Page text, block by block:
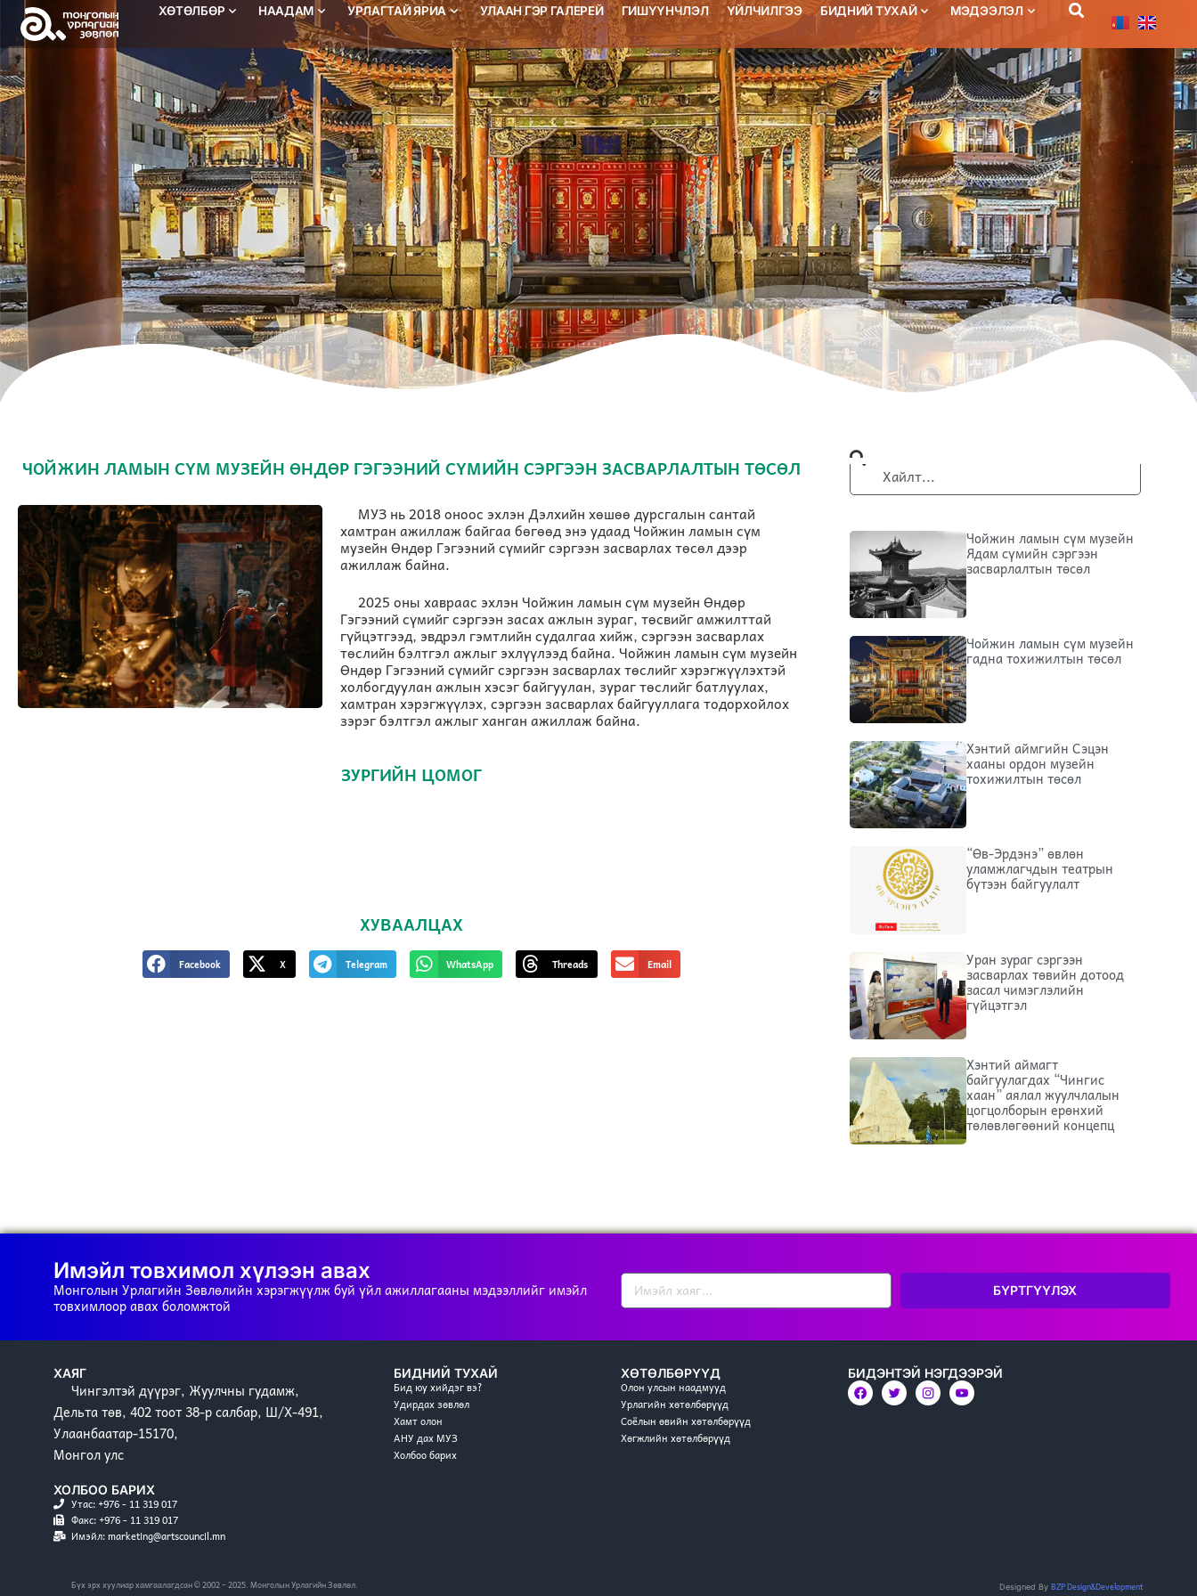
ХӨТӨЛБӨР НААДАМ УРЛАГТАЙ ЯРИА УЛААН ГЭР ГАЛЕРЕЙ ГИШҮҮНЧЛЭЛ ҮЙЛЧИЛГЭЭ БИДНИЙ ТУХАЙ МЭДЭЭЛЭЛ
ЧОЙЖИН ЛАМЫН СҮМ МУЗЕЙН ӨНДӨР ГЭГЭЭНИЙ СҮМИЙН СЭРГЭЭН ЗАСВАРЛАЛТЫН ТӨСӨЛ
МУЗ нь 2018 оноос эхлэн Дэлхийн хөшөө дурсгалын сантай
хамтран ажиллаж байгаа бөгөөд энэ удаад Чойжин ламын сүм
музейн Өндөр Гэгээний сүмийг сэргээн засварлах төсөл дээр
ажиллаж байна.
2025 оны хавраас эхлэн Чойжин ламын сүм музейн Өндөр
Гэгээний сүмийг сэргээн засах ажлын зураг, төсвийг амжилттай
гүйцэтгээд, эвдрэл гэмтлийн судалгаа хийж, сэргээн засварлах
төслийн бэлтгэл ажлыг эхлүүлээд байна. Чойжин ламын сүм музейн
Өндөр Гэгээний сүмийг сэргээн засварлах төслийг хэрэгжүүлэхтэй
холбогдуулан ажлын хэсэг байгуулан, зураг төслийг батлуулах,
хамтран хэрэгжүүлэх, сэргээн засварлах байгууллага тодорхойлох
зэрэг бэлтгэл ажлыг ханган ажиллаж байна.
ЗУРГИЙН ЦОМОГ
ХУВААЛЦАХ
Facebook X Telegram WhatsApp Threads Email
Чойжин ламын сүм музейн
Ядам сүмийн сэргээн
засварлалтын төсөл
Чойжин ламын сүм музейн
гадна тохижилтын төсөл
Хэнтий аймгийн Сэцэн
хааны ордон музейн
тохижилтын төсөл
“Өв-Эрдэнэ” өвлөн
уламжлагчдын театрын
бүтээн байгуулалт
Уран зураг сэргээн
засварлах төвийн дотоод
засал чимэглэлийн
гүйцэтгэл
Хэнтий аймагт
байгуулагдах “Чингис
хаан” аялал жуулчлалын
цогцолборын ерөнхий
төлөвлөгөөний концепц
Имэйл товхимол хүлээн авах
Монголын Урлагийн Зөвлөлийн хэрэгжүүлж буй үйл ажиллагааны мэдээллийг имэйл
товхимлоор авах боломжтой
БҮРТГҮҮЛЭХ
ХАЯГ
Чингэлтэй дүүрэг, Жуулчны гудамж,
Дельта төв, 402 тоот 38-р салбар, Ш/Х-491,
Улаанбаатар-15170,
Монгол улс
ХОЛБОО БАРИХ
Утас: +976 - 11 319 017
Факс: +976 - 11 319 017
Имэйл: marketing@artscouncil.mn
БИДНИЙ ТУХАЙ
Бид юу хийдэг вэ?
Удирдах зөвлөл
Хамт олон
АНУ дах МУЗ
Холбоо барих
ХӨТӨЛБӨРҮҮД
Олон улсын наадмууд
Урлагийн хөтөлбөрүүд
Соёлын өвийн хөтөлбөрүүд
Хөгжлийн хөтөлбөрүүд
БИДЭНТЭЙ НЭГДЭЭРЭЙ
Бүх эрх хуулиар хамгаалагдсан © 2002 – 2025. Монголын Урлагийн Зөвлөл. Designed By BZP Design&Development